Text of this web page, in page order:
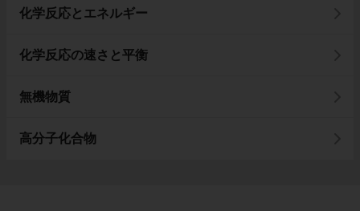
化学反応とエネルギー
化学反応の速さと平衡
無機物質
高分子化合物